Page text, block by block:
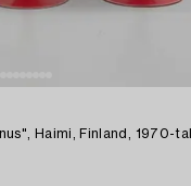
Haimi, Finland, 1970-tal.